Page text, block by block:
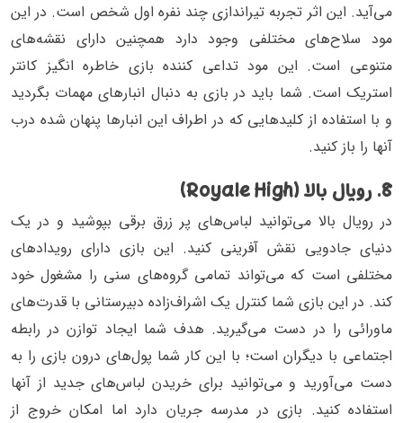
می‌آید. این اثر تجربه‌ تیراندازی چند نفره‌‌ اول شخص است. در این
مود سلاح‌‌های مختلفی وجود دارد همچنین دارای نقشه‌های
متنوعی است. این مود تداعی کننده‌ بازی خاطره انگیز کانتر
استریک است. شما باید در بازی به دنبال انبار‌های مهمات بگردید
و با استفاده از کلید‌هایی که در اطراف این انبار‌ها پنهان شده‌ درب
آنها را باز کنید.
8. رویال بالا (Royale High)
در رویال بالا می‌توانید لباس‌های پر زرق برقی بپوشید و در یک
دنیای جادویی نقش آفرینی کنید. این بازی دارای رویداد‌های
مختلفی است که می‌تواند تمامی گروه‌های سنی را مشغول خود
کند. در این بازی شما کنترل یک اشراف‌زاده‌ دبیرستانی با قدرت‌های
ماورائی را در دست می‌گیرید. هدف شما ایجاد توازن در رابطه‌
اجتماعی با دیگران است؛ با این کار شما پول‌های درون بازی را به
دست می‌آورید و می‌توانید برای خریدن لباس‌های جدید از آنها
استفاده کنید. بازی در مدرسه جریان دارد اما امکان خروج از